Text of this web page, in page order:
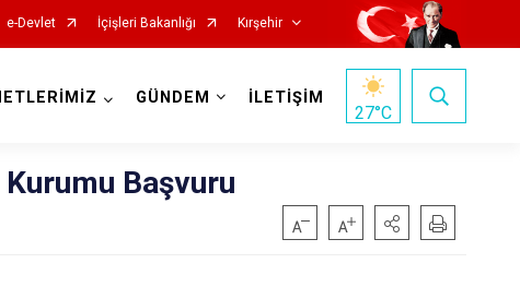
e-Devlet İçişleri Bakanlığı Kırşehir
GÜNDEM İLETİŞİM
27°C
Kurumu Başvuru